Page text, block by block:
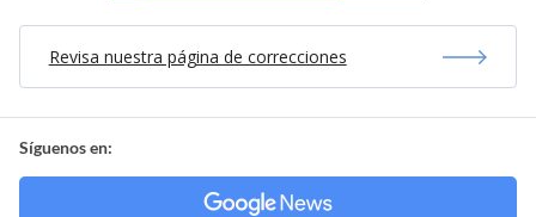
Revisa nuestra página de correcciones
Síguenos en: